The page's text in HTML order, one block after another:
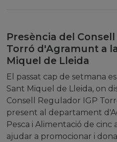
Presència del
Torró d'Agramunt a
Miquel de Lleida
El passat cap de setmana
Sant Miquel de Lleida, on
Consell Regulador IGP
present al departament
Pesca i Alimentació de cinc
ajudar a promocionar i